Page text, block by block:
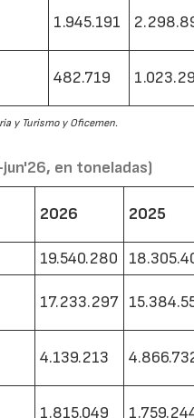
1.945.191
482.719
y Turismo y Oficemen.
en toneladas)
2026 2025
19.540.280
17.233.297
4.139.213
1.815.049